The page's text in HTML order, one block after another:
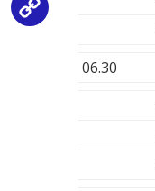
06.30